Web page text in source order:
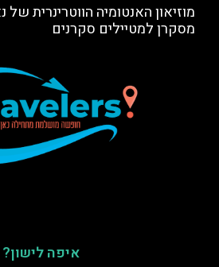
מוזיאון האנטומיה הווטרינרית
מסקרן למטיילים סקרנים
איפה לישון?